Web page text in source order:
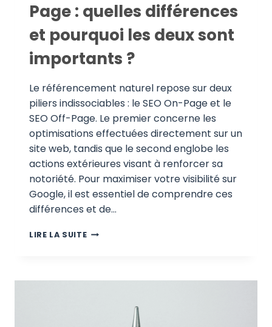
Page : quelles différences
et pourquoi les deux sont
importants ?
Le référencement naturel repose sur deux
piliers indissociables : le SEO On-Page et le
SEO Off-Page. Le premier concerne les
optimisations effectuées directement sur un
site web, tandis que le second englobe les
actions extérieures visant à renforcer sa
notoriété. Pour maximiser votre visibilité sur
Google, il est essentiel de comprendre ces
différences et de…
LIRE LA SUITESEO
SEO